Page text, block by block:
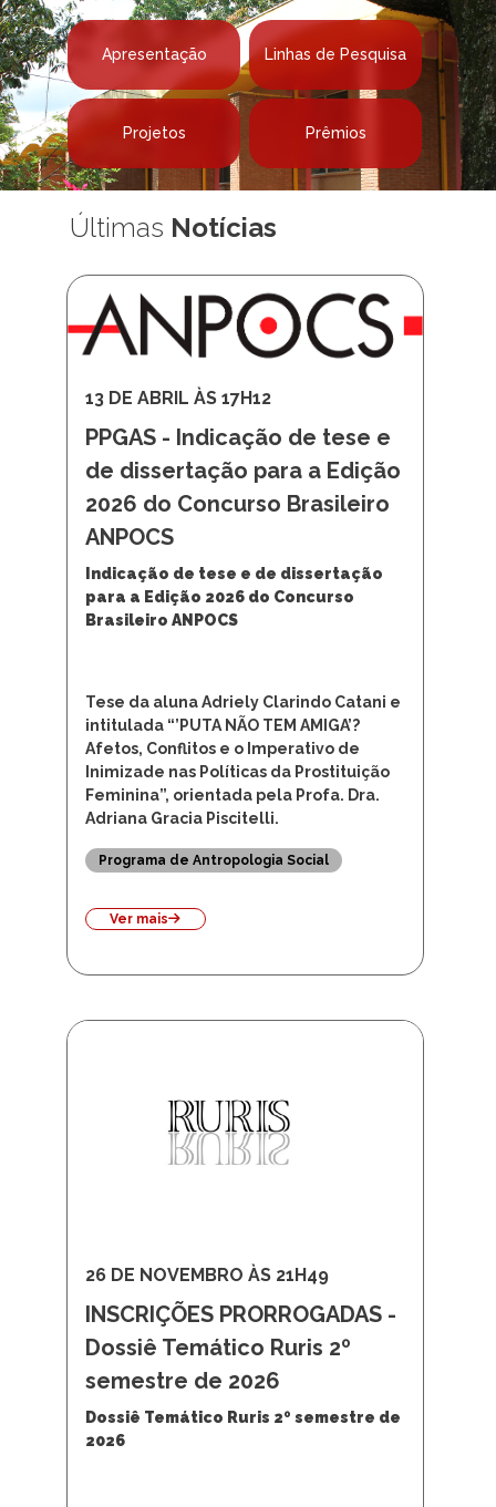
Projetos
ÚltimasNotícias
13 DE ABRIL ÀS 17H12
de dissertação para a Edição
2026 do Concurso Brasileiro
ANPOCS
Indicação de tese e de dissertação
para a Edição 2026 do Concurso
Inimizade nas Políticas da Prostituição
Feminina”, orientada pela Profa. Dra.
Adriana Gracia Piscitelli.
Programa de Antropologia Social
Ver mais
Dossiê Temático Ruris 2º
semestre de 2026
Dossiê Temático Ruris 2º semestre de
2026